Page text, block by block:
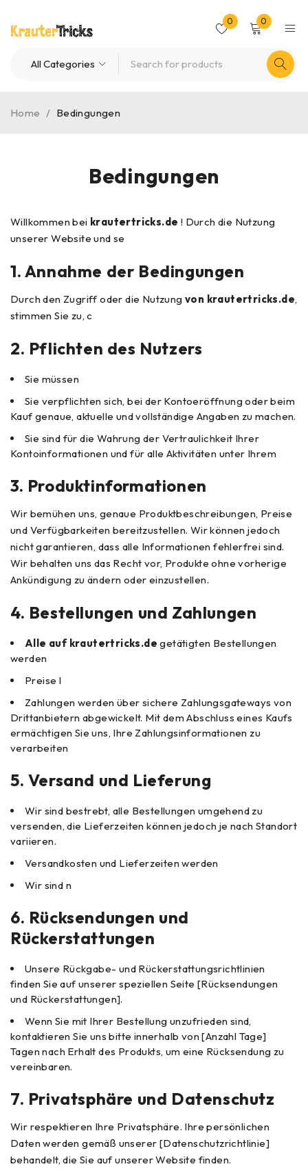
0 0
Bedingungen
Home / Bedingungen
Willkommen bei krautertricks.de ! Durch die Nutzung
unserer Website und se
1. Annahme der Bedingungen
Durch den Zugriff oder die Nutzung von krautertricks.de,
stimmen Sie zu, c
2. Pflichten des Nutzers
Sie müssen
Sie verpflichten sich, bei der Kontoeröffnung oder beim
Kauf genaue, aktuelle und vollständige Angaben zu machen.
Sie sind für die Wahrung der Vertraulichkeit Ihrer
Kontoinformationen und für alle Aktivitäten unter Ihrem
3. Produktinformationen
Wir bemühen uns, genaue Produktbeschreibungen, Preise
und Verfügbarkeiten bereitzustellen. Wir können jedoch
nicht garantieren, dass alle Informationen fehlerfrei sind.
Wir behalten uns das Recht vor, Produkte ohne vorherige
Ankündigung zu ändern oder einzustellen.
4. Bestellungen und Zahlungen
Alle auf krautertricks.de getätigten Bestellungen
werden
Preise l
Zahlungen werden über sichere Zahlungsgateways von
Drittanbietern abgewickelt. Mit dem Abschluss eines Kaufs
ermächtigen Sie uns, Ihre Zahlungsinformationen zu
verarbeiten
5. Versand und Lieferung
Wir sind bestrebt, alle Bestellungen umgehend zu
versenden, die Lieferzeiten können jedoch je nach Standort
variieren.
Versandkosten und Lieferzeiten werden
Wir sind n
6. Rücksendungen und
Rückerstattungen
Unsere Rückgabe- und Rückerstattungsrichtlinien
finden Sie auf unserer speziellen Seite [Rücksendungen
und Rückerstattungen].
Wenn Sie mit Ihrer Bestellung unzufrieden sind,
kontaktieren Sie uns bitte innerhalb von [Anzahl Tage]
Tagen nach Erhalt des Produkts, um eine Rücksendung zu
vereinbaren.
7. Privatsphäre und Datenschutz
Wir respektieren Ihre Privatsphäre. Ihre persönlichen
Daten werden gemäß unserer [Datenschutzrichtlinie]
behandelt, die Sie auf unserer Website finden.